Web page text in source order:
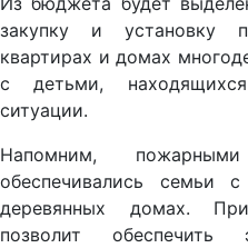
закупку и установку
квартирах и домах
с детьми,
ситуации.
Напомним,
обеспечивались семьи
деревянных домах.
позволит